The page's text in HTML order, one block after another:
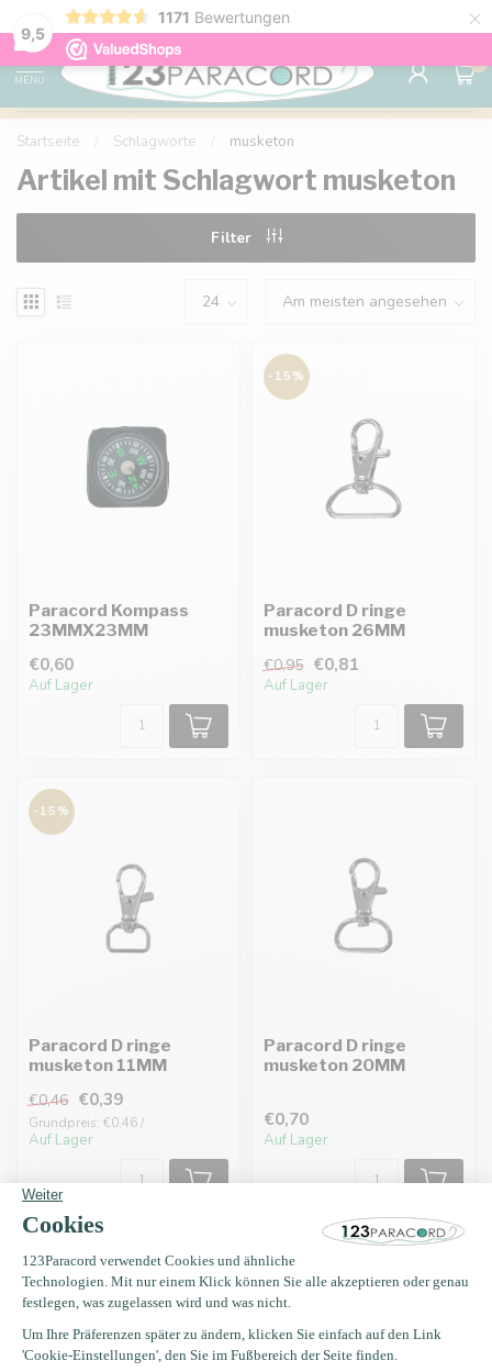
9,5
1171 Bewertungen ×
Kostenlose Lieferung nach Hause ab 150 €
MENU
0
Startseite Schlagworte musketon
Artikel mit Schlagwort musketon
Filter
Paracord Kompass
23MMX23MM
€0,60
Auf Lager
-15%
Paracord D ringe
musketon 26MM
€0,95 €0,81
Auf Lager
-15%
Paracord D ringe
musketon 11MM
€0,46 €0,39
Grundpreis: €0,46 /
Auf Lager
Paracord D ringe
musketon 20MM
€0,70
Auf Lager
-14%